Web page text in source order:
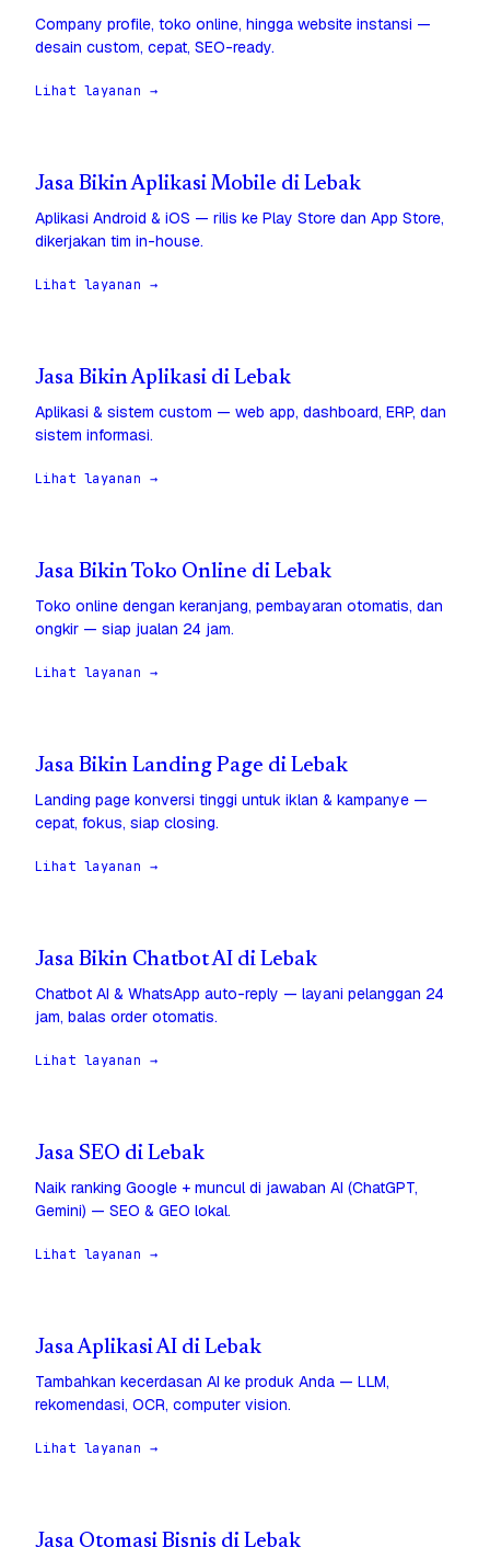
Company profile, toko online, hingga website instansi —
desain custom, cepat, SEO-ready.
Lihat layanan →
Jasa Bikin Aplikasi Mobile di Lebak
Aplikasi Android & iOS — rilis ke Play Store dan App Store,
dikerjakan tim in-house.
Lihat layanan →
Jasa Bikin Aplikasi di Lebak
Aplikasi & sistem custom — web app, dashboard, ERP, dan
sistem informasi.
Lihat layanan →
Jasa Bikin Toko Online di Lebak
Toko online dengan keranjang, pembayaran otomatis, dan
ongkir — siap jualan 24 jam.
Lihat layanan →
Jasa Bikin Landing Page di Lebak
Landing page konversi tinggi untuk iklan & kampanye —
cepat, fokus, siap closing.
Lihat layanan →
Jasa Bikin Chatbot AI di Lebak
Chatbot AI & WhatsApp auto-reply — layani pelanggan 24
jam, balas order otomatis.
Lihat layanan →
Jasa SEO di Lebak
Naik ranking Google + muncul di jawaban AI (ChatGPT,
Gemini) — SEO & GEO lokal.
Lihat layanan →
Jasa Aplikasi AI di Lebak
Tambahkan kecerdasan AI ke produk Anda — LLM,
rekomendasi, OCR, computer vision.
Lihat layanan →
Jasa Otomasi Bisnis di Lebak